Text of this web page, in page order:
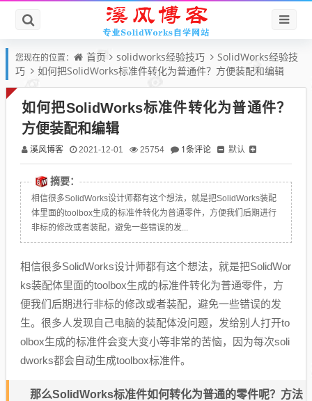
您现在的位置： 首页 solidworks经验技巧
SolidWorks经验技
巧
如何把SolidWorks标准件转化为普通件？方便装配和编辑
如何把SolidWorks标准件转化为普通件？
方便装配和编辑
溪风博客 2021-12-01 25754 1条评论 默认
摘要：
相信很多SolidWorks设计师都有这个想法，就是把SolidWorks装配
体里面的toolbox生成的标准件转化为普通零件，方便我们后期进行
非标的修改或者装配，避免一些错误的发...
相信很多SolidWorks设计师都有这个想法，就是把SolidWor
ks装配体里面的toolbox生成的标准件转化为普通零件，方
便我们后期进行非标的修改或者装配，避免一些错误的发
生。很多人发现自己电脑的装配体没问题，发给别人打开to
olbox生成的标准件会变大变小等非常的苦恼，因为每次soli
dworks都会自动生成toolbox标准件。
那么SolidWorks标准件如何转化为普通的零件呢？方法